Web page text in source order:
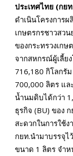
ประเทศไทย (กยท
ดำเนินโครงการ
เกษตรกรชาวสว
ของกระทรวงเก
จากสหกรณ์ผู้เลี้ย
716,180 กิโลกรั
700,000 ลิตร แ
น้ำนมดิบได้กว่า
ธุรกิจ (BU) ของ
สะดวกในการใช้
กยท.นำมาบรรจุ
ขนาด 1 ลิตร จำ